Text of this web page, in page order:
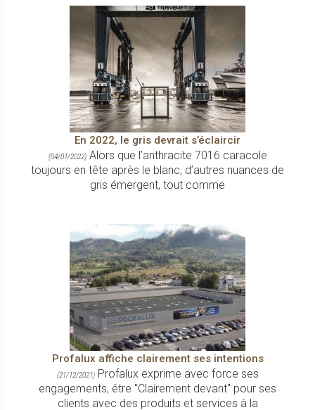
En 2022, le gris devrait s’éclaircir
(04/01/2022)Alors que l’anthracite 7016 caracole
toujours en tête après le blanc, d’autres nuances de
gris émergent, tout comme
Profalux affiche clairement ses intentions
(21/12/2021)Profalux exprime avec force ses
engagements, être "Clairement devant" pour ses
clients avec des produits et services à la